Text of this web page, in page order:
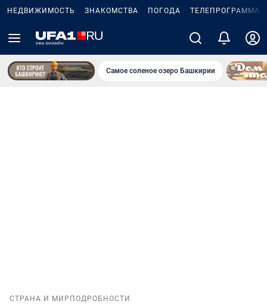
НЕДВИЖИМОСТЬ ЗНАКОМСТВА ПОГОДА ТЕЛЕПРОГРАММА
Самое соленое озеро Башкирии
СТРАНА И МИР ПОДРОБНОСТИ